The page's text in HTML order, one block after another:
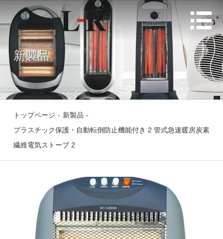

新製品
トップページ - 新製品 -
プラスチック保護・自動転倒防止機能付き 2 管式急速暖房炭素
繊維電気ストーブ 2